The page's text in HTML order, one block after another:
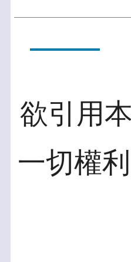
欲引用
一切權